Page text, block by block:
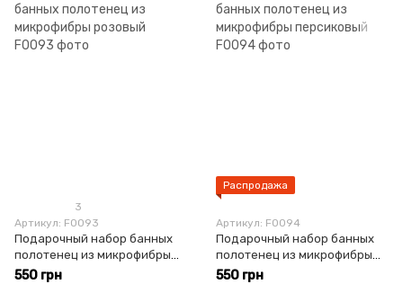
3
Артикул: F0093
Подарочный набор банных
полотенец из микрофибры
розовый
550 грн
Распродажа
Артикул: F0094
Подарочный набор банных
полотенец из микрофибры
персиковый
550 грн